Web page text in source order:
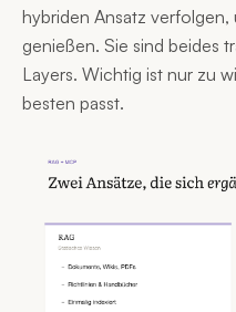
hybriden Ansatz verfolgen,
genießen. Sie sind beides
Layers. Wichtig ist nur zu
besten passt.